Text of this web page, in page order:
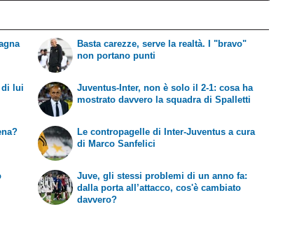
di lui
Basta carezze, serve la realtà. I "bravo"
non portano punti
Juventus-Inter, non è solo il 2-1: cosa ha
mostrato davvero la squadra di Spalletti
Le contropagelle di Inter-Juventus a cura
di Marco Sanfelici
Juve, gli stessi problemi di un anno fa:
dalla porta all’attacco, cos'è cambiato
davvero?